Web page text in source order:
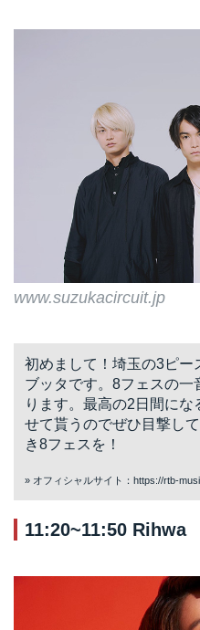
www.suzukacircuit.jp
初めまして！埼玉の3ピー
ブッタです。8フェスの一
ります。最高の2日間に
せて貰うのでぜひ目撃し
き8フェスを！
» オフィシャルサイト： https://rtb-
11:20~11:50 Rihwa